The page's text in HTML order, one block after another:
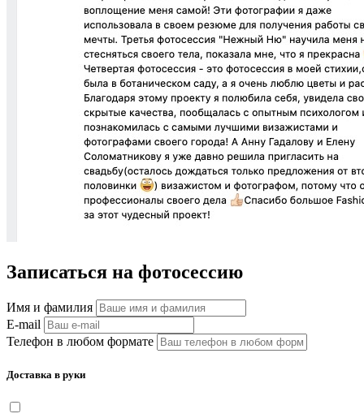
Записаться на фотосессию
Имя и фамилия
E-mail
Телефон в любом формате
Доставка в руки